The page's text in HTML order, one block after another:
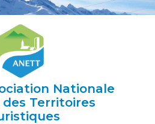
Nationale
des Territoires